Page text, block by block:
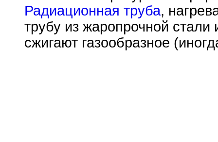
Радиационная труба,
трубу из жаропрочной стали
сжигают газообразное